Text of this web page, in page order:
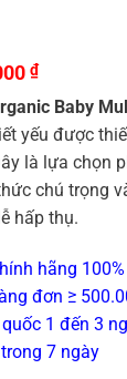
₫.
₫Giá
tại
là:
450.000
Baby
yếu được
là lựa chọn
chú trọng
hấp thụ.
hãng 100%
đơn ≥
1 đến 3
7 ngày